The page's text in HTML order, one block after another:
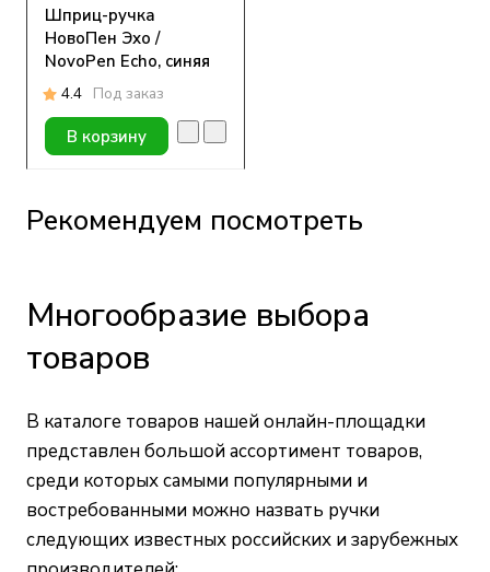
Шприц-ручка
НовоПен Эхо /
NovoPen Echo, синяя
4.4 Под заказ
В корзину
Рекомендуем посмотреть
Многообразие выбора
товаров
В каталоге товаров нашей онлайн-площадки
представлен большой ассортимент товаров,
среди которых самыми популярными и
востребованными можно назвать ручки
следующих известных российских и зарубежных